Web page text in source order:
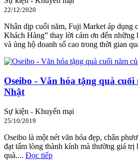
22/12/2020
Nhân dịp cuối năm, Fuji Market áp dụng
Khách Hàng” thay lời cảm ơn đến những
và ủng hộ doanh số cao trong thời gian
Oseibo - Văn hóa tặng quà
Nhật
Sự kiện - Khuyến mại
25/10/2019
Oseibo là một nét văn hóa đẹp, chân
đạt tấm lòng thành kính mà thường giá trị
quà.... Đọc tiếp